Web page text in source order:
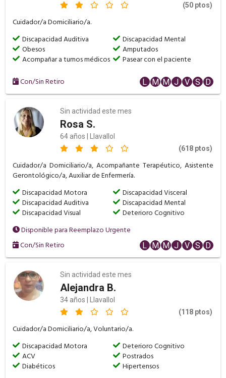
(50 ptos)
Cuidador/a Domiciliario/a.
Discapacidad Auditiva
Discapacidad Mental
Obesos
Amputados
Acompañar a turnos médicos
Pasear con el paciente
Con/Sin Retiro L M M J V S D
Sin actividad este mes
Rosa S.
64 años | Llavallol
(618 ptos)
Cuidador/a Domiciliario/a, Acompañante Terapéutico, Asistente
Gerontológico/a, Auxiliar de Enfermería.
Discapacidad Motora
Discapacidad Visceral
Discapacidad Auditiva
Discapacidad Mental
Discapacidad Visual
Deterioro Cognitivo
Disponible para Reemplazo Urgente
Con/Sin Retiro
L M M J V S D
Sin actividad este mes
Alejandra B.
34 años | Llavallol
(118 ptos)
Cuidador/a Domiciliario/a, Voluntario/a.
Discapacidad Motora
Deterioro Cognitivo
ACV
Postrados
Diabéticos
Hipertensos